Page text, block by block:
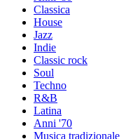
Classica
House
Jazz
Indie
Classic rock
Soul
Techno
R&B
Latina
Anni '70
Musica tradizionale